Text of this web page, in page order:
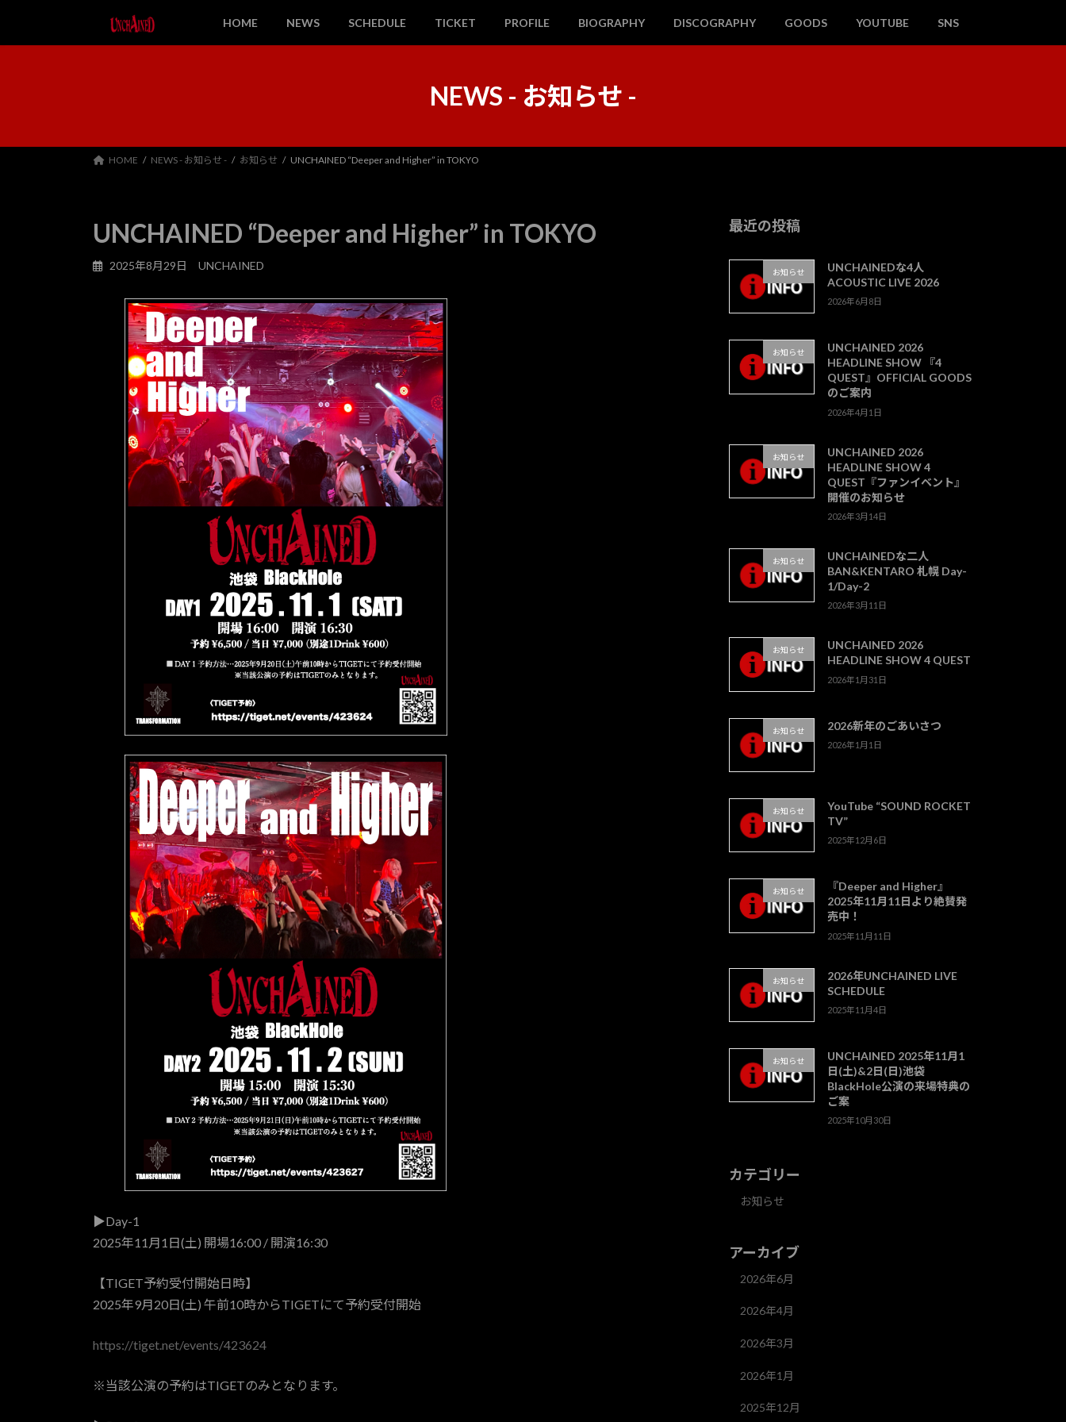
テ
ゲ
HOME NEWS SCHEDULE TICKET PROFILE BIOGRAPHY DISCOGRAPHY GOODS YOUTUBE SNS
NEWS - お知らせ -
HOME NEWS - お知らせ - お知らせ UNCHAINED “Deeper and Higher” in TOKYO
UNCHAINED “Deeper and Higher” in TOKYO
2025年8月29日 UNCHAINED
▶Day-1
2025年11月1日(土) 開場16:00 / 開演16:30
【TIGET予約受付開始日時】
2025年9月20日(土) 午前10時からTIGETにて予約受付開始
https://tiget.net/events/423624
※当該公演の予約はTIGETのみとなります。
最近の投稿
お知らせ
UNCHAINEDな4人
ACOUSTIC LIVE 2026
2026年6月8日
お知らせ
UNCHAINED 2026
HEADLINE SHOW 『4
QUEST』OFFICIAL GOODS
のご案内
2026年4月1日
お知らせ
UNCHAINED 2026
HEADLINE SHOW 4
QUEST『ファンイベント』
開催のお知らせ
2026年3月14日
お知らせ
UNCHAINEDな二人
BAN&KENTARO 札幌 Day-
1/Day-2
2026年3月11日
お知らせ
UNCHAINED 2026
HEADLINE SHOW 4 QUEST
2026年1月31日
お知らせ 2026新年のごあいさつ
2026年1月1日
お知らせ
YouTube “SOUND ROCKET
TV”
2025年12月6日
お知らせ
『Deeper and Higher』
2025年11月11日より絶賛発
売中！
2025年11月11日
お知らせ
2026年UNCHAINED LIVE
SCHEDULE
2025年11月4日
お知らせ
UNCHAINED 2025年11月1
日(土)&2日(日)池袋
BlackHole公演の来場特典の
ご案
2025年10月30日
カテゴリー
お知らせ
アーカイブ
2026年6月
2026年4月
2026年3月
2026年1月
2025年12月